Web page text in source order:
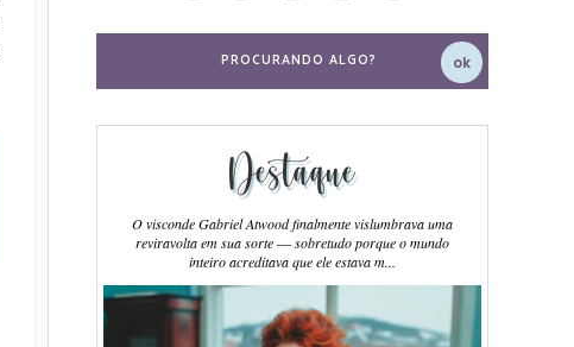
Destaque
O visconde Gabriel Atwood finalmente vislumbrava uma
reviravolta em sua sorte ― sobretudo porque o mundo
inteiro acreditava que ele estava m...